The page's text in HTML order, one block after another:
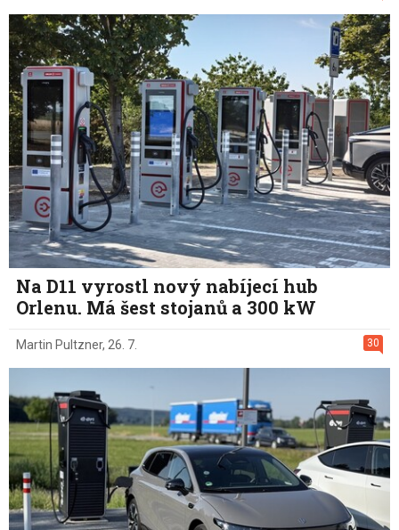
Na D11 vyrostl nový nabíjecí hub
Orlenu. Má šest stojanů a 300 kW
30
Martin Pultzner, 26. 7.